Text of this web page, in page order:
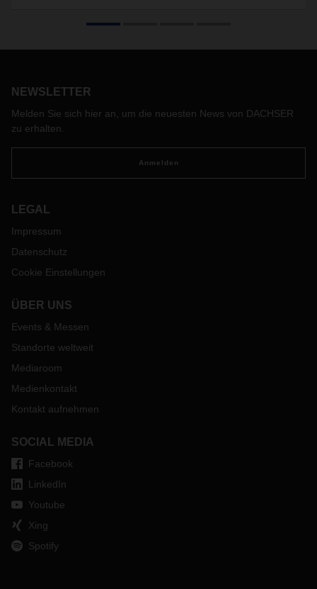
Sendungen aus Italien in dieses Netz ein. Beide
Unternehmensgeschichte.
NEWSLETTER
Melden Sie sich hier an, um die neuesten News von DACHSER
zu erhalten.
Anmelden
LEGAL
Impressum
Datenschutz
Cookie Einstellungen
ÜBER UNS
Events & Messen
Standorte weltweit
Mediaroom
Medienkontakt
Kontakt aufnehmen
SOCIAL MEDIA
Facebook
LinkedIn
Youtube
Xing
Spotify